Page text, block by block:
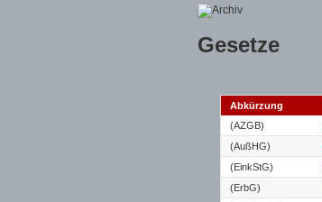
Gesetze
Abkürzung
(AZGB)
(AußHG)
(EinkStG)
(ErbG)